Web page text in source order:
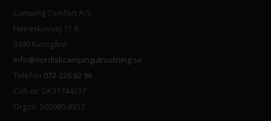
Camping Comfort A/S
Hejreskovvej 11-B
3490 Kvistgård
info@nordiskcampingutrustning.se
Telefon 072-226 62 96
CVR-nr. DK31744237
Org.nr. 502080-8357